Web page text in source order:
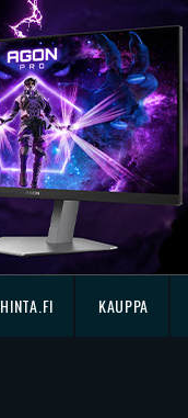
HINTA.FI KAUPPA